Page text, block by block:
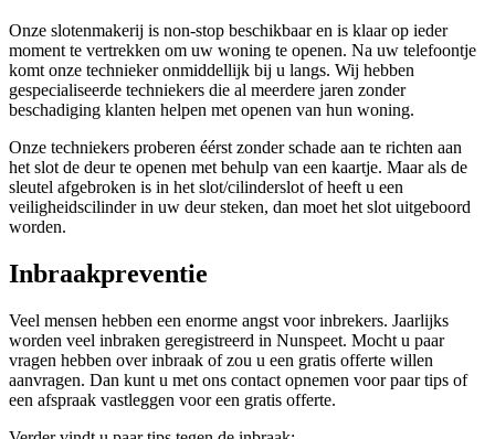
Onze slotenmakerij is non-stop beschikbaar en is klaar op ieder
moment te vertrekken om uw woning te openen. Na uw telefoontje
komt onze technieker onmiddellijk bij u langs. Wij hebben
gespecialiseerde techniekers die al meerdere jaren zonder
beschadiging klanten helpen met openen van hun woning.
Onze techniekers proberen éérst zonder schade aan te richten aan
het slot de deur te openen met behulp van een kaartje. Maar als de
sleutel afgebroken is in het slot/cilinderslot of heeft u een
veiligheidscilinder in uw deur steken, dan moet het slot uitgeboord
worden.
Inbraakpreventie
Veel mensen hebben een enorme angst voor inbrekers. Jaarlijks
worden veel inbraken geregistreerd in Nunspeet. Mocht u paar
vragen hebben over inbraak of zou u een gratis offerte willen
aanvragen. Dan kunt u met ons contact opnemen voor paar tips of
een afspraak vastleggen voor een gratis offerte.